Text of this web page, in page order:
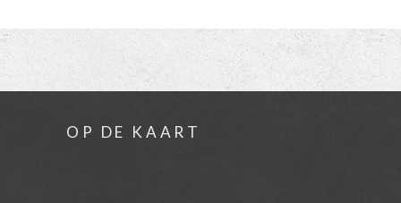
OP DE KAART